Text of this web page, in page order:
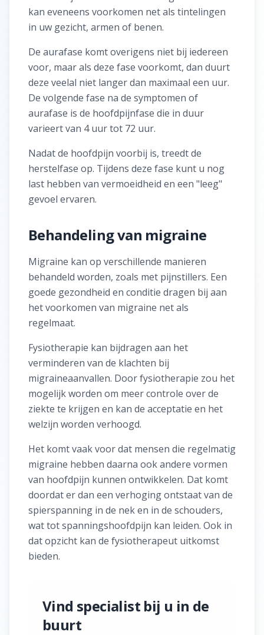
kan eveneens voorkomen net als tintelingen
in uw gezicht, armen of benen.
De aurafase komt overigens niet bij iedereen
voor, maar als deze fase voorkomt, dan duurt
deze veelal niet langer dan maximaal een uur.
De volgende fase na de symptomen of
aurafase is de hoofdpijnfase die in duur
varieert van 4 uur tot 72 uur.
Nadat de hoofdpijn voorbij is, treedt de
herstelfase op. Tijdens deze fase kunt u nog
last hebben van vermoeidheid en een "leeg"
gevoel ervaren.
Behandeling van migraine
Migraine kan op verschillende manieren
behandeld worden, zoals met pijnstillers. Een
goede gezondheid en conditie dragen bij aan
het voorkomen van migraine net als
regelmaat.
Fysiotherapie kan bijdragen aan het
verminderen van de klachten bij
migraineaanvallen. Door fysiotherapie zou het
mogelijk worden om meer controle over de
ziekte te krijgen en kan de acceptatie en het
welzijn worden verhoogd.
Het komt vaak voor dat mensen die regelmatig
migraine hebben daarna ook andere vormen
van hoofdpijn kunnen ontwikkelen. Dat komt
doordat er dan een verhoging ontstaat van de
spierspanning in de nek en in de schouders,
wat tot spanningshoofdpijn kan leiden. Ook in
dat opzicht kan de fysiotherapeut uitkomst
bieden.
Vind specialist bij u in de
buurt